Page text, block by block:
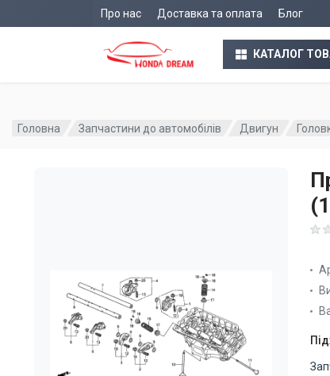
Про нас Доставка та оплата Блог
КАТАЛОГ
Головна Запчастини до автомобілів Двигун